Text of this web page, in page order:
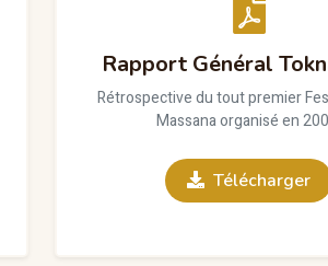
Rapport Général
Rétrospective du tout premier
Massana organisé en
Télécharger